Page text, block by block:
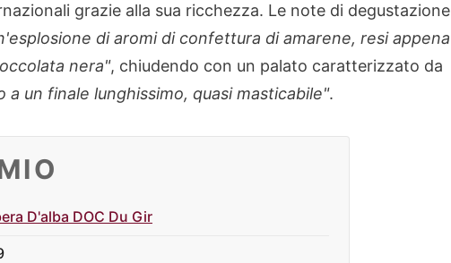
grazie alla sua ricchezza. Le note di degustazione
di aromi di confettura di amarene, resi appena
nera", chiudendo con un palato caratterizzato da
un finale lunghissimo, quasi masticabile".
D'alba DOC Du Gir